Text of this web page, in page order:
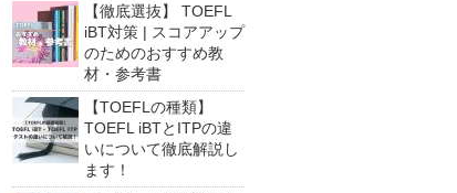
【徹底選抜】 TOEFL
iBT対策 | スコアアップ
のためのおすすめ教
材・参考書
【TOEFLの種類】
TOEFL iBTとITPの違
いについて徹底解説し
ます！